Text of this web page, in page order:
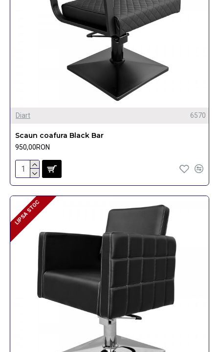
Diart 6570
Scaun coafura Black Bar
950,00RON
LIPSA STOC
LIPSA STOC